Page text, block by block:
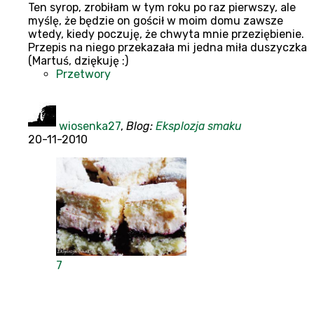
Ten syrop, zrobiłam w tym roku po raz pierwszy, ale
myślę, że będzie on gościł w moim domu zawsze
wtedy, kiedy poczuję, że chwyta mnie przeziębienie.
Przepis na niego przekazała mi jedna miła duszyczka
(Martuś, dziękuję :)
Przetwory
wiosenka27, Blog: Eksplozja smaku
20-11-2010
7